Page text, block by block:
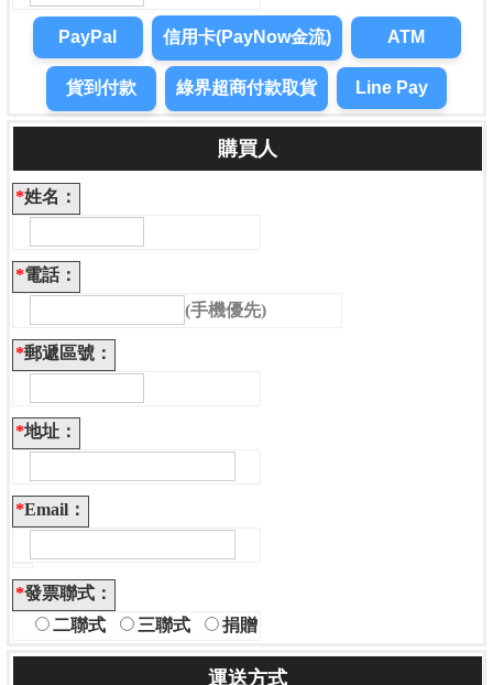
購買人
*姓名：
*電話：
(手機優先)
*郵遞區號：
*地址：
*Email：
*發票聯式：
二聯式
三聯式 捐贈
運送方式